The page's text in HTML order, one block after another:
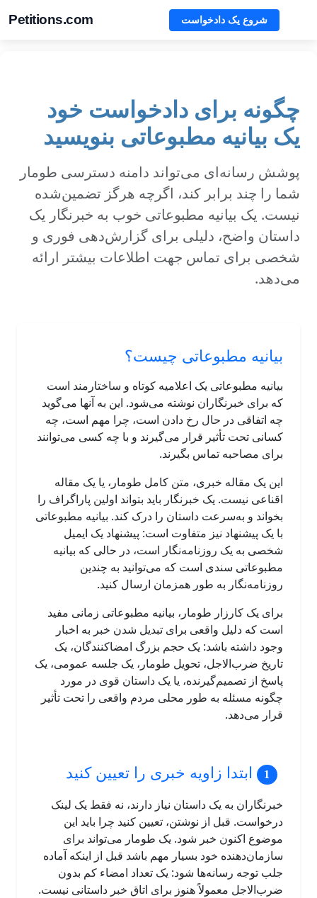
Petitions.com شروع یک دادخواست
چگونه برای دادخواست خود
یک بیانیه مطبوعاتی بنویسید
پوشش رسانه‌ای می‌تواند دامنه دسترسی طومار
شما را چند برابر کند، اگرچه هرگز تضمین‌شده
نیست. یک بیانیه مطبوعاتی خوب به خبرنگار یک
داستان واضح، دلیلی برای گزارش‌دهی فوری و
شخصی برای تماس جهت اطلاعات بیشتر ارائه
می‌دهد.
بیانیه مطبوعاتی چیست؟
بیانیه مطبوعاتی یک اعلامیه کوتاه و ساختارمند است
که برای خبرنگاران نوشته می‌شود. این به آنها می‌گوید
چه اتفاقی در حال رخ دادن است، چرا مهم است، چه
کسانی تحت تأثیر قرار می‌گیرند و با چه کسی می‌توانند
برای مصاحبه تماس بگیرند.
این یک مقاله خبری، متن کامل طومار، یا یک مقاله
اقناعی نیست. یک خبرنگار باید بتواند اولین پاراگراف را
بخواند و به‌سرعت داستان را درک کند. بیانیه مطبوعاتی
با یک پیشنهاد نیز متفاوت است: پیشنهاد یک ایمیل
شخصی به یک روزنامه‌نگار است، در حالی که بیانیه
مطبوعاتی سندی است که می‌توانید به چندین
روزنامه‌نگار به طور همزمان ارسال کنید.
برای یک کارزار طومار، بیانیه مطبوعاتی زمانی مفید
است که دلیل واقعی برای تبدیل شدن خبر به اخبار
وجود داشته باشد: یک حجم بزرگ امضاکنندگان، یک
تاریخ ضرب‌الاجل، تحویل طومار، یک جلسه عمومی، یک
پاسخ از تصمیم‌گیرنده، یا یک داستان قوی در مورد
چگونه مسئله به طور محلی مردم واقعی را تحت تأثیر
قرار می‌دهد.
ابتدا زاویه خبری را تعیین کنید
خبرنگاران به یک داستان نیاز دارند، نه فقط یک لینک
درخواست. قبل از نوشتن، تعیین کنید چرا باید این
موضوع اکنون خبر شود. یک طومار می‌تواند برای
سازمان‌دهنده خود بسیار مهم باشد قبل از اینکه آماده
جلب توجه رسانه‌ها شود: یک تعداد امضاء کم بدون
ضرب‌الاجل معمولاً هنوز برای اتاق خبر داستانی نیست.